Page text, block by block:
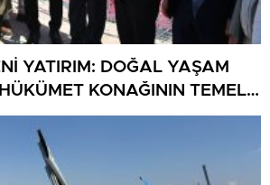
YATIRIM: DOĞAL YAŞAM
KONAĞININ TEMELİ